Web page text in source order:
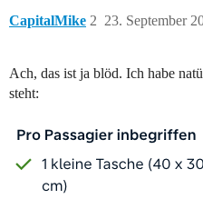
CapitalMike 23. September
2
Ach, das ist ja blöd. Ich habe
steht: